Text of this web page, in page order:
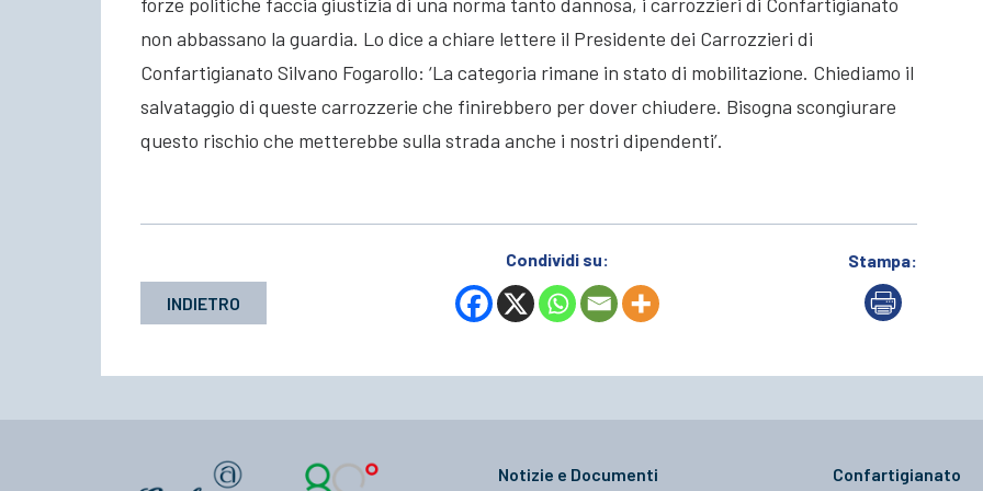
non abbassano la guardia. Lo dice a chiare lettere il Presidente dei Carrozzieri di
Confartigianato Silvano Fogarollo: ‘La categoria rimane in stato di mobilitazione. Chiediamo il
salvataggio di queste carrozzerie che finirebbero per dover chiudere. Bisogna scongiurare
questo rischio che metterebbe sulla strada anche i nostri dipendenti’.
INDIETRO
Condividi su: Stampa:
Notizie e Documenti Confartigianato